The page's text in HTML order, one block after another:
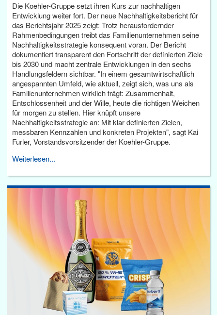
Die Koehler-Gruppe setzt ihren Kurs zur nachhaltigen
Entwicklung weiter fort. Der neue Nachhaltigkeitsbericht für
das Berichtsjahr 2025 zeigt: Trotz herausfordernder
Rahmenbedingungen treibt das Familienunternehmen seine
Nachhaltigkeitsstrategie konsequent voran. Der Bericht
dokumentiert transparent den Fortschritt der definierten Ziele
bis 2030 und macht zentrale Entwicklungen in den sechs
Handlungsfeldern sichtbar. "In einem gesamtwirtschaftlich
angespannten Umfeld, wie aktuell, zeigt sich, was uns als
Familienunternehmen wirklich trägt: Zusammenhalt,
Entschlossenheit und der Wille, heute die richtigen Weichen
für morgen zu stellen. Hier knüpft unsere
Nachhaltigkeitsstrategie an: Mit klar definierten Zielen,
messbaren Kennzahlen und konkreten Projekten", sagt Kai
Furler, Vorstandsvorsitzender der Koehler-Gruppe.
Weiterlesen...